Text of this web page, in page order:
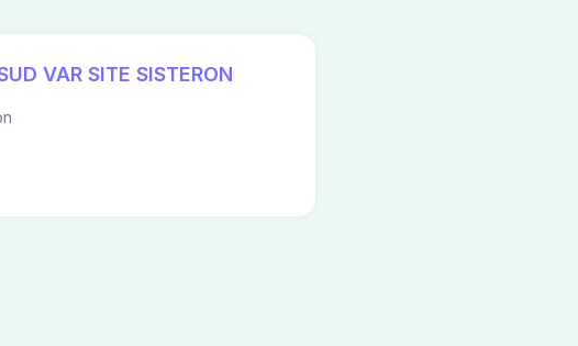
VAR SITE SISTERON